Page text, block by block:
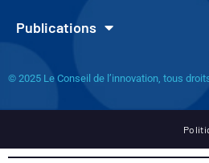
Publications
© 2025 Le Conseil de l’innovation, tous